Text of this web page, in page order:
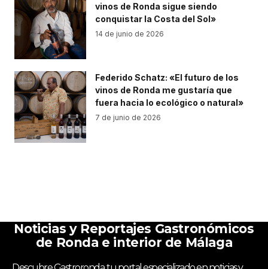
vinos de Ronda sigue siendo
conquistar la Costa del Sol»
14 de junio de 2026
Federido Schatz: «El futuro de los
vinos de Ronda me gustaría que
fuera hacia lo ecológico o natural»
7 de junio de 2026
Noticias y Reportajes Gastronómicos
de Ronda e interior de Málaga